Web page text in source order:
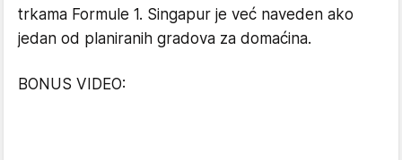
trkama Formule 1. Singapur je već naveden ako
jedan od planiranih gradova za domaćina.
BONUS VIDEO: